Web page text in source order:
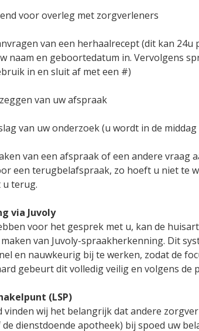
voor overleg met zorgverleners
van een herhaalrecept (dit kan 24u
naam en geboortedatum in. Vervolgens
in en sluit af met een #)
van uw afspraak
van uw onderzoek (u wordt in de
van een afspraak of een andere vraag
een terugbelafspraak, zo hoeft u niet te
u terug.
via Juvoly
voor het gesprek met u, kan de
van Juvoly-spraakherkenning. Dit
en nauwkeurig bij te werken, zodat de
gebeurt dit volledig veilig en volgens de
(LSP)
vinden wij het belangrijk dat andere
dienstdoende apotheek) bij spoed uw